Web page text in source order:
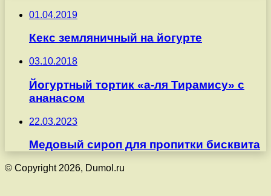
01.04.2019
Кекс земляничный на йогурте
03.10.2018
Йогуртный тортик «а-ля Тирамису» с
ананасом
22.03.2023
Медовый сироп для пропитки бисквита
© Copyright 2026, Dumol.ru